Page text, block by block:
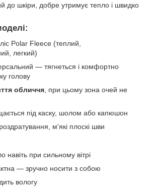
до шкіри, добре утримує тепло і швидко
Polar Fleece (теплий,
легкий)
— тягнеться і комфортно
голову
обличчя , при цьому зона очей не
під каску, шолом або капюшон
м'які плоскі шви
навіть при сильному вітрі
— зручно носити з собою
вологу